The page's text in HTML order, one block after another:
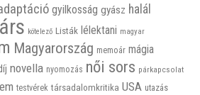
gyilkosság gyász halál
kötelező Listák lélektani magyar
Magyarország memoár mágia
novella nyomozás női sors párkapcsolat
testvérek társadalomkritika USA utazás